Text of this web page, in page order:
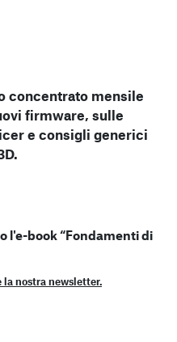
concentrato mensile
firmware, sulle
e consigli generici
l'e-book “Fondamenti di
la nostra newsletter.